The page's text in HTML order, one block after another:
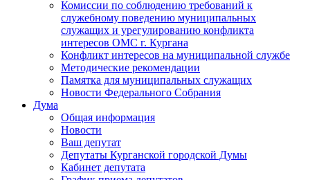
Комиссии по соблюдению требований к
служебному поведению муниципальных
служащих и урегулированию конфликта
интересов ОМС г. Кургана
Конфликт интересов на муниципальной службе
Методические рекомендации
Памятка для муниципальных служащих
Новости Федерального Cобрания
Дума
Общая информация
Новости
Ваш депутат
Депутаты Курганской городской Думы
Кабинет депутата